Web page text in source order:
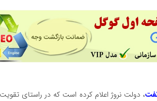
، دولت نروژ اعلام کرده است که در راستای